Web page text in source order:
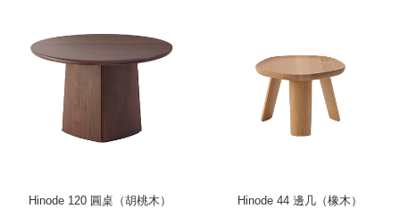
Hinode 120 圓桌（胡桃木） Hinode 44 邊几（橡木）